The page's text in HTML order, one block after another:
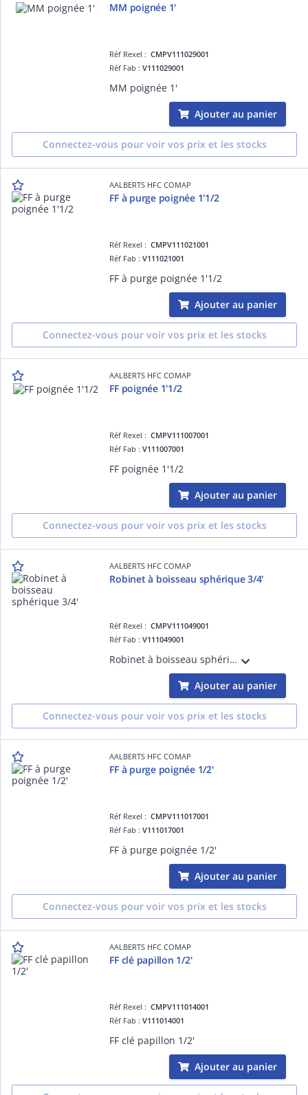
MM poignée 1'
Réf Rexel :CMPV111029001
Réf Fab :V111029001
MM poignée 1'
Ajouter au panier
Connectez-vous pour voir vos prix et les stocks
AALBERTS HFC COMAP
FF à purge poignée 1'1/2
Réf Rexel :CMPV111021001
Réf Fab :V111021001
FF à purge poignée 1'1/2
Ajouter au panier
Connectez-vous pour voir vos prix et les stocks
AALBERTS HFC COMAP
FF poignée 1'1/2
Réf Rexel :CMPV111007001
Réf Fab :V111007001
FF poignée 1'1/2
Ajouter au panier
Connectez-vous pour voir vos prix et les stocks
AALBERTS HFC COMAP
Robinet à boisseau sphérique 3/4'
Réf Rexel :CMPV111049001
Réf Fab :V111049001
Robinet à boisseau sphérique 3/4'
Ajouter au panier
Connectez-vous pour voir vos prix et les stocks
AALBERTS HFC COMAP
FF à purge poignée 1/2'
Réf Rexel :CMPV111017001
Réf Fab :V111017001
FF à purge poignée 1/2'
Ajouter au panier
Connectez-vous pour voir vos prix et les stocks
AALBERTS HFC COMAP
FF clé papillon 1/2'
Réf Rexel :CMPV111014001
Réf Fab :V111014001
FF clé papillon 1/2'
Ajouter au panier